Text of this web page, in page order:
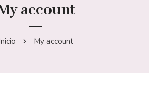
account
My account